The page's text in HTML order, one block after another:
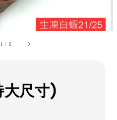
1 / 6
尺寸)